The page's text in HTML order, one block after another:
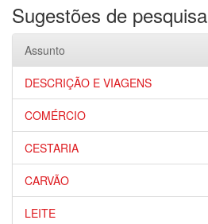
Sugestões de pesquisa
Assunto
DESCRIÇÃO E VIAGENS
COMÉRCIO
CESTARIA
CARVÃO
LEITE